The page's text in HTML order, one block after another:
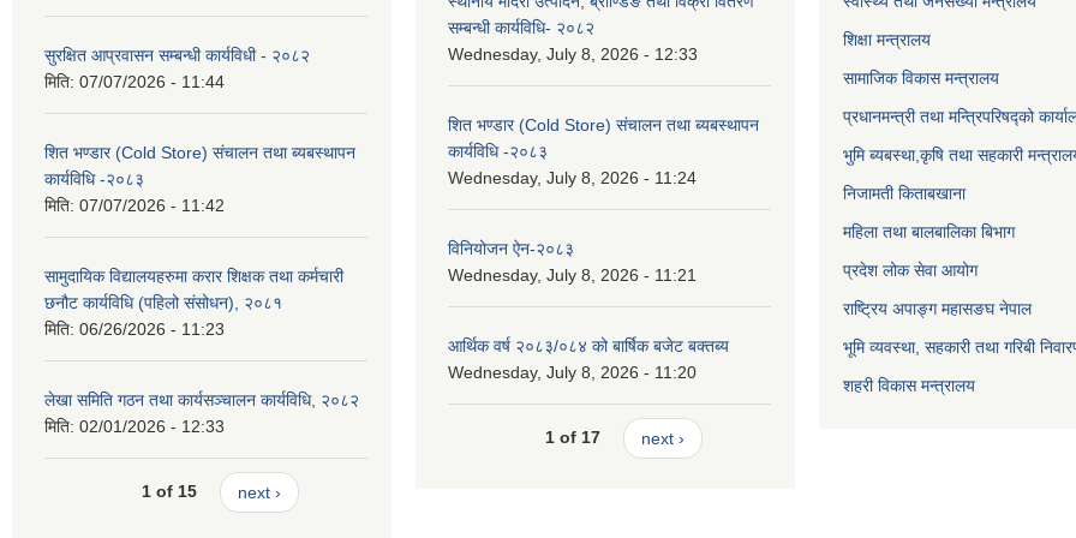
सुरक्षित आप्रवासन सम्बन्धी कार्यविधी - २०८२
मिति: 07/07/2026 - 11:44
शित भण्डार (Cold Store) संचालन तथा ब्यबस्थापन
कार्यविधि -२०८३
मिति: 07/07/2026 - 11:42
सामुदायिक विद्यालयहरुमा करार शिक्षक तथा कर्मचारी
छनौट कार्यविधि (पहिलो संसोधन), २०८१
मिति: 06/26/2026 - 11:23
लेखा समिति गठन तथा कार्यसञ्चालन कार्यविधि, २०८२
मिति: 02/01/2026 - 12:33
1 of 15 next ›
सम्बन्धी कार्यविधि- २०८२
Wednesday, July 8, 2026 - 12:33
शित भण्डार (Cold Store) संचालन तथा ब्यबस्थापन
कार्यविधि -२०८३
Wednesday, July 8, 2026 - 11:24
विनियोजन ऐन-२०८३
Wednesday, July 8, 2026 - 11:21
आर्थिक वर्ष २०८३/०८४ को बार्षिक बजेट बक्तब्य
Wednesday, July 8, 2026 - 11:20
1 of 17 next ›
शिक्षा मन्त्रालय
सामाजिक विकास मन्त्रालय
प्रधानमन्त्री तथा मन्त्रिपरिषद्को
भुमि ब्यबस्था,कृषि तथा सहकारी
निजामती किताबखाना
महिला तथा बालबालिका बिभाग
प्रदेश लोक सेवा आयोग
राष्ट्रिय अपाङ्ग महासङघ नेपाल
भूमि व्यवस्था, सहकारी तथा गरिबी
शहरी विकास मन्त्रालय